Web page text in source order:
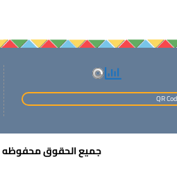
جميع الحقوق محفوظه